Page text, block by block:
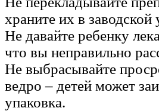
храните их в заводской
Не давайте ребенку
что вы неправильно
Не выбрасывайте
ведро – детей может
упаковка.